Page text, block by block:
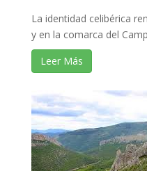
La identidad celibérica
y en la comarca del
Leer Más